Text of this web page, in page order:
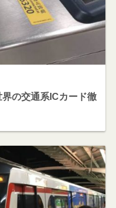
の交通系ICカード徹